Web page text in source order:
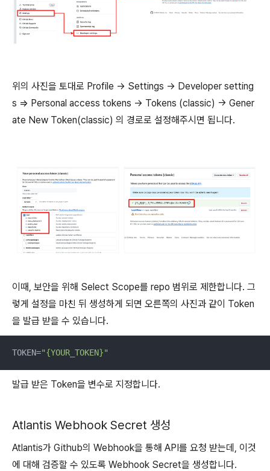
위의 사진을 토대로 Profile -> Settings → Developer setting
s ⇒ Personal access tokens -> Tokens (classic) -> Gener
ate New Token(classic) 의 경로로 설정해주시면 됩니다.
이때, 보안을 위해 Select Scope를 repo 범위로 제한합니다. 그
렇게 설정을 마친 뒤 생성하게 되면 오른쪽의 사진과 같이 Token
을 발급 받을 수 있습니다.
TOKEN="{YOUR_TOKEN}"
발급 받은 Token을 변수로 지정합니다.
Atlantis Webhook Secret 생성
Atlantis가 Github의 Webhook을 통해 API를 요청 받는데, 이것
에 대해 검증할 수 있도록 Webhook Secret을 생성합니다.